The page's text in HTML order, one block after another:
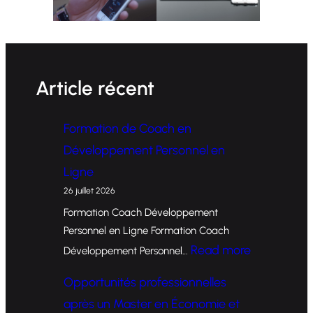
Article récent
Formation de Coach en
Développement Personnel en
Ligne
26 juillet 2026
Formation Coach Développement
Personnel en Ligne Formation Coach
Développement Personnel… Read more:
Opportunités professionnelles
après un Master en Économie et